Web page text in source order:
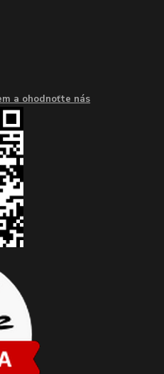
a ohodnoťte nás